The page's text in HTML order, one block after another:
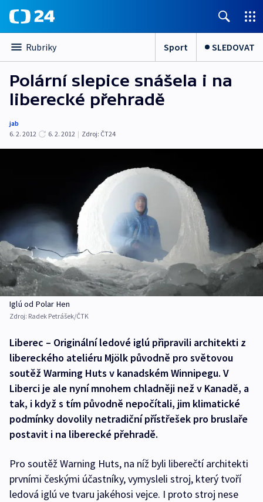
Rubriky Sport SLEDOVAT
Polární slepice snášela i na
liberecké přehradě
jab
6. 2. 2012
6. 2. 2012 | Zdroj: ČT24
Iglú od Polar Hen
Zdroj: Radek Petrášek/ČTK
Liberec – Originální ledové iglú připravili architekti z
libereckého ateliéru Mjölk původně pro světovou
soutěž Warming Huts v kanadském Winnipegu. V
Liberci je ale nyní mnohem chladněji než v Kanadě, a
tak, i když s tím původně nepočítali, jim klimatické
podmínky dovolily netradiční přístřešek pro bruslaře
postavit i na liberecké přehradě.
Pro soutěž Warning Huts, na níž byli liberečtí architekti
prvními českými účastníky, vymysleli stroj, který tvoří
ledová iglú ve tvaru jakéhosi vejce. I proto stroj nese